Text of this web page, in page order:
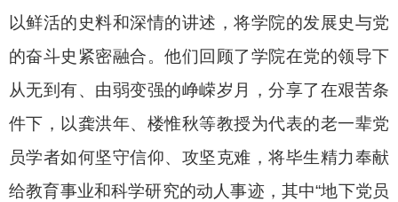
以鲜活的史料和深情的讲述，将学院的发展史与党
的奋斗史紧密融合。他们回顾了学院在党的领导下
从无到有、由弱变强的峥嵘岁月，分享了在艰苦条
件下，以龚洪年、楼惟秋等教授为代表的老一辈党
员学者如何坚守信仰、攻坚克难，将毕生精力奉献
给教育事业和科学研究的动人事迹，其中“地下党员